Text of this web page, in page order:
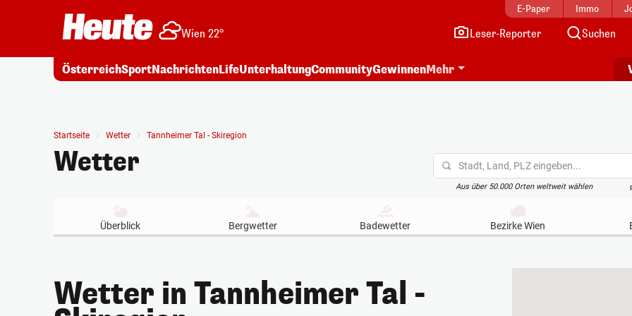
E-Paper Immo
Wien 22° Leser-Reporter Suchen
ÖsterreichSportNachrichtenLifeUnterhaltungCommunityGewinnenMehr
Wetter
Startseite Wetter Tannheimer Tal - Skiregion
Stadt, Land, PLZ eingeben...
Aus über 50.000 Orten weltweit wählen
Überblick Bergwetter Badewetter Bezirke Wien
Wetter in Tannheimer Tal -